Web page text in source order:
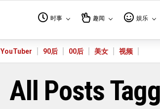
时事 趣闻 娱乐
YouTuber 90后 00后 美女 视频
All Posts